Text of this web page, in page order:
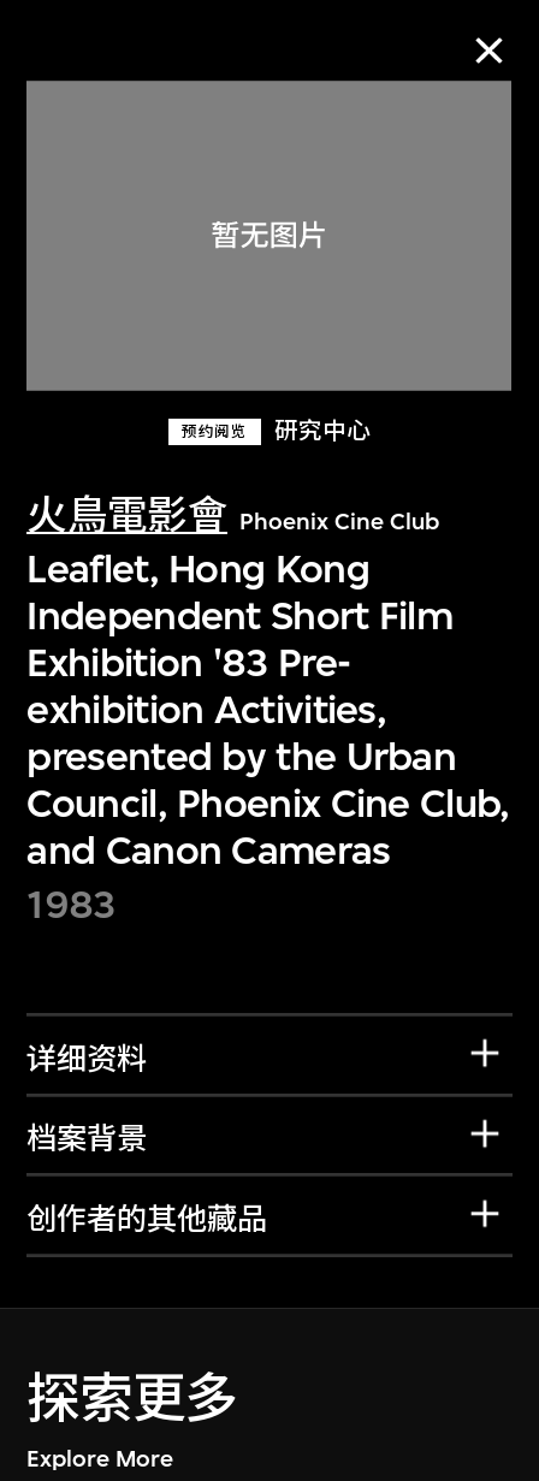
预约阅览 研究中心
火鳥電影會 Phoenix Cine Club
Leaflet, Hong Kong
Independent Short Film
Exhibition '83 Pre-
exhibition Activities,
presented by the Urban
Council, Phoenix Cine Club,
and Canon Cameras
1983
详细资料
档案背景
创作者的其他藏品
探索更多
Explore More
关于M+藏品
探索世界顶级的二十及二十一世纪视觉
文化藏品。